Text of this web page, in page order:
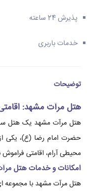
پذیرش 24 ساعته
خدمات باربری
توضیحات
هتل مرآت مشهد:
حضرت امام رضا (ع)، یکی
محیطی آرام، اقامتی
امکانات و خدمات هتل
هتل مرآت مشهد با مجموعه